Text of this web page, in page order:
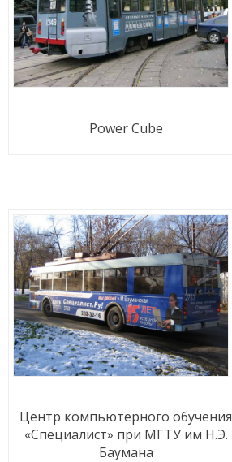
Power Cube
Центр компьютерного обучения
«Специалист» при МГТУ им Н.Э.
Баумана